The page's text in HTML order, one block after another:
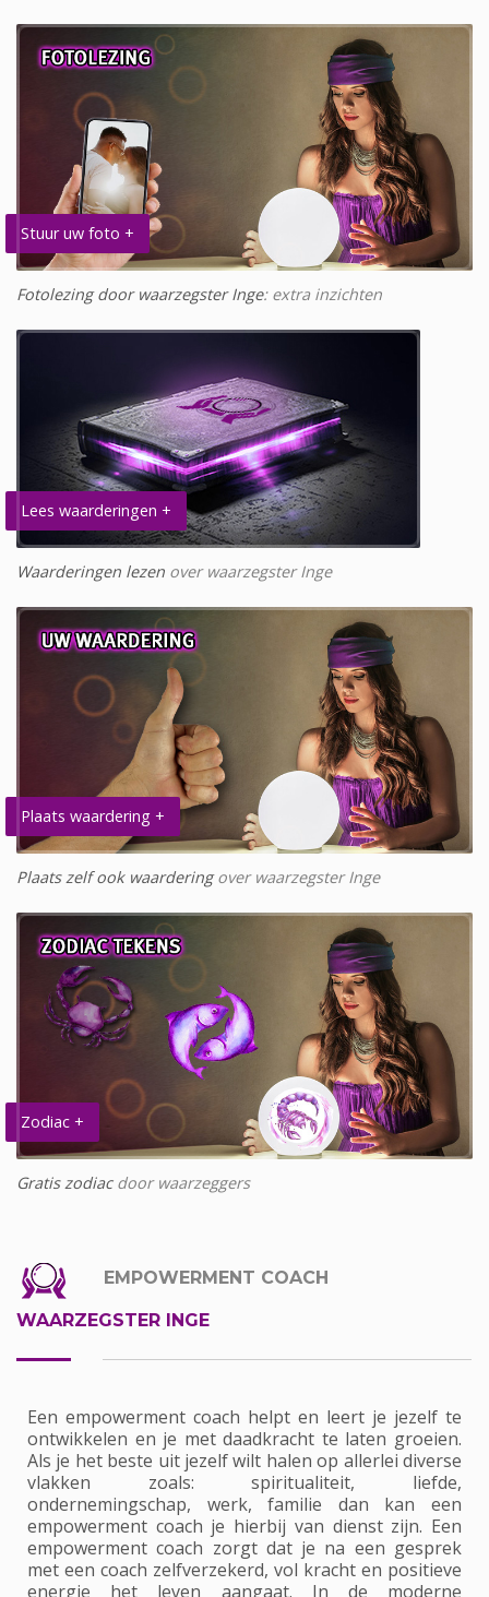
Stuur uw foto +
Fotolezing door waarzegster Inge: extra inzichten
Lees waarderingen +
Waarderingen lezen over waarzegster Inge
Plaats waardering +
Plaats zelf ook waarderingover waarzegster Inge
Zodiac +
Gratis zodiacdoor waarzeggers
EMPOWERMENT COACH
WAARZEGSTER INGE
Een empowerment coach helpt en leert je jezelf te
ontwikkelen en je met daadkracht te laten groeien.
Als je het beste uit jezelf wilt halen op allerlei diverse
vlakken zoals: spiritualiteit, liefde,
ondernemingschap, werk, familie dan kan een
empowerment coach je hierbij van dienst zijn. Een
empowerment coach zorgt dat je na een gesprek
met een coach zelfverzekerd, vol kracht en positieve
energie het leven aangaat. In de moderne